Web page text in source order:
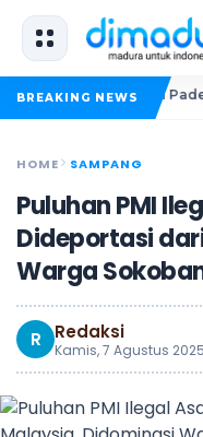
BREAKING NEWS
UMKM Pademawu
HOME SAMPANG
Puluhan PMI
Dideportasi
Warga
R Redaksi
Kamis, 7 Agustus 2025